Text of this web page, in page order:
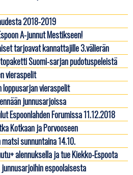
2018-2019
A-junnut Mestikseen!
tarjoavat kannattajille 3.välierän
Suomi-sarjan pudotuspeleistä
vieraspelit
loppusarjan vieraspelit
junnusarjoissa
Espoonlahden Forumissa 11.12.2018
Kotkaan ja Porvooseen
sunnuntaina 14.10.
alennuksella ja tue Kiekko-Espoota
espoolaisesta